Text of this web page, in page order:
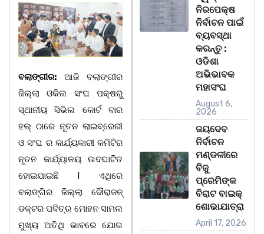
ବଲାଙ୍ଗୀର: ଆଜି ବଲାଙ୍ଗୀର
ଜିଲ୍ଲା ଓକିଲ ସଂଘ ପକ୍ଷରୁ
ସ୍ଥାନୀୟ ସିଭିଲ କୋର୍ଟ ବାର
ହଲ୍ ଠାରେ ନୂତନ ଲାଇବ୍ରେରୀ
ଓ ସଂଘ ର କାର୍ଯ୍ୟକାରୀ କମିଟିର
ନୂତନ କାର୍ଯ୍ୟାଳୟ ଉଦଘାଟିତ
ହୋଇଯାଇଛି l ଏଥିରେ
ବଲାଙ୍ଗିର ଜିଲ୍ଲା ଦୌରାଜଜ୍
ଡକ୍ଟର ପବିତ୍ର ମୋହନ ସାମଲ
ମୁଖ୍ୟ ଅତିଥି ଭାବରେ ଯୋଗ
ନିରପେକ୍ଷ
ନିର୍ବାଚନ ପାଇଁ
ବ୍ୟବସ୍ଥା
କରନ୍ତୁ :
ଓଡିଶା
ଅଭିଭାବକ
ମହାସଂଘ
August 6,
2026
ଜୟଦେବ
ନିର୍ବାଚନ
ମଣ୍ଡଳୀରେ
ବିଜୁ
ପ୍ରେମିଙ୍କ
ବିରାଟ ବାଇକ୍
ଶୋଭାଯାତ୍ରା
April 17, 2026